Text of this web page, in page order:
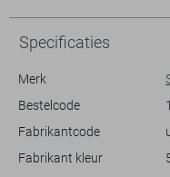
outfits. Ideaal voor
doordachte look wilt hebben.
De veelzijdigheid van dit
bijeenkomst met vrienden
een zakelijke lunch. Het
elegante textuur die zowel
Specificaties
Merk
Bestelcode
Fabrikantcode
Fabrikant kleur